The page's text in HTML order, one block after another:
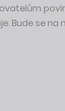
Bude se na